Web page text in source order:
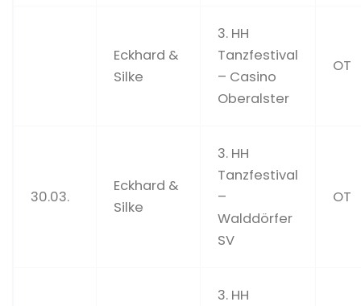
Eckhard &
Silke
3. HH
Tanzfestival
– Casino
Oberalster
OT
30.03.
Eckhard &
Silke
3. HH
Tanzfestival
–
Walddörfer
SV
OT
3. HH